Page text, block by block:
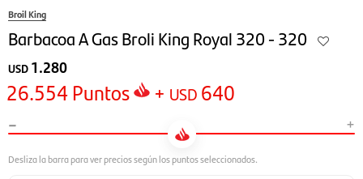
Broil King
Barbacoa A Gas Broli King Royal 320 - 320
USD 1.280
26.554 Puntos + USD 640
- +